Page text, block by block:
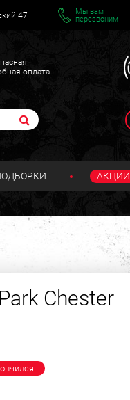
47
Мы вам
перезвоним
оплата
АКЦИИ
Chester